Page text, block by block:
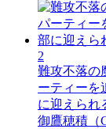
2
難攻不落の
ーティーを
に迎えられ
御鷹穂積（